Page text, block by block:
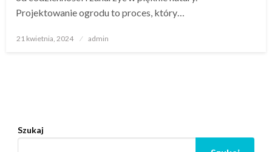
Projektowanie ogrodu to proces, który…
Opublikowane
21 kwietnia, 2024 admin
Szukaj